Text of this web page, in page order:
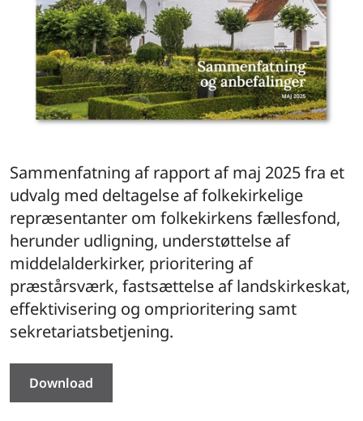
Sammenfatning af rapport af maj 2025 fra et
udvalg med deltagelse af folkekirkelige
repræsentanter om folkekirkens fællesfond,
herunder udligning, understøttelse af
middelalderkirker, prioritering af
præstårsværk, fastsættelse af landskirkeskat,
effektivisering og omprioritering samt
sekretariatsbetjening.
Download